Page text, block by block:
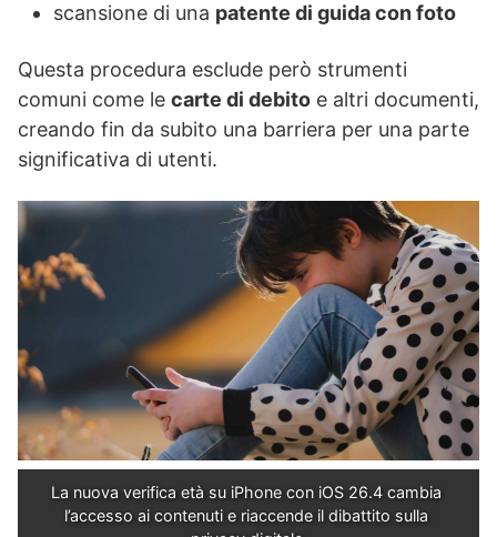
scansione di una patente di guida con foto
Questa procedura esclude però strumenti
comuni come le carte di debito e altri documenti,
creando fin da subito una barriera per una parte
significativa di utenti.
La nuova verifica età su iPhone con iOS 26.4 cambia
l’accesso ai contenuti e riaccende il dibattito sulla